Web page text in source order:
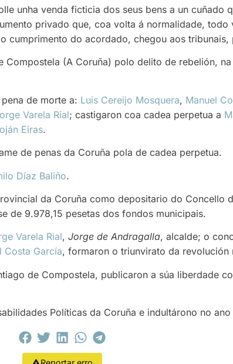
unha venda ficticia dos seus bens a un cuñado
privado que, coa volta á normalidade, todo
cumprimento do acordado, chegou aos
Compostela (A Coruña) polo delito de rebelión,
de morte a: Luis Cereijo Mosquera, Manuel
Varela Rial; castigaron coa cadea perpetua a
Eiras.
de penas da Coruña pola de cadea perpetua.
Díaz Baliño.
da Coruña como depositario do Concello
de 9.978,15 pesetas dos fondos municipais.
Varela Rial, Jorge de Andragalla, alcalde; o
Costa García, formaron o triunvirato da revolución
de Compostela, publicaron a súa liberdade
Políticas da Coruña e indultárono no ano